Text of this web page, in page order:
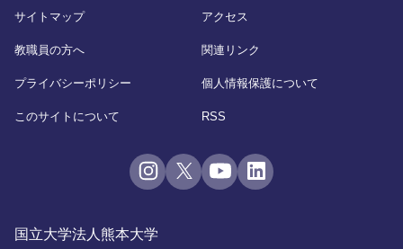
国立大学法人熊本大学
サイトマップ アクセス
教職員の方へ 関連リンク
プライバシーポリシー 個人情報保護について
このサイトについて RSS